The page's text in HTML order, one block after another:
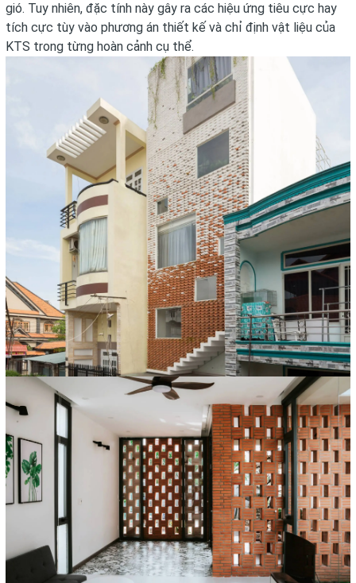
gió. Tuy nhiên, đặc tính này gây ra các hiệu ứng tiêu cực hay
tích cực tùy vào phương án thiết kế và chỉ định vật liệu của
KTS trong từng hoàn cảnh cụ thể.